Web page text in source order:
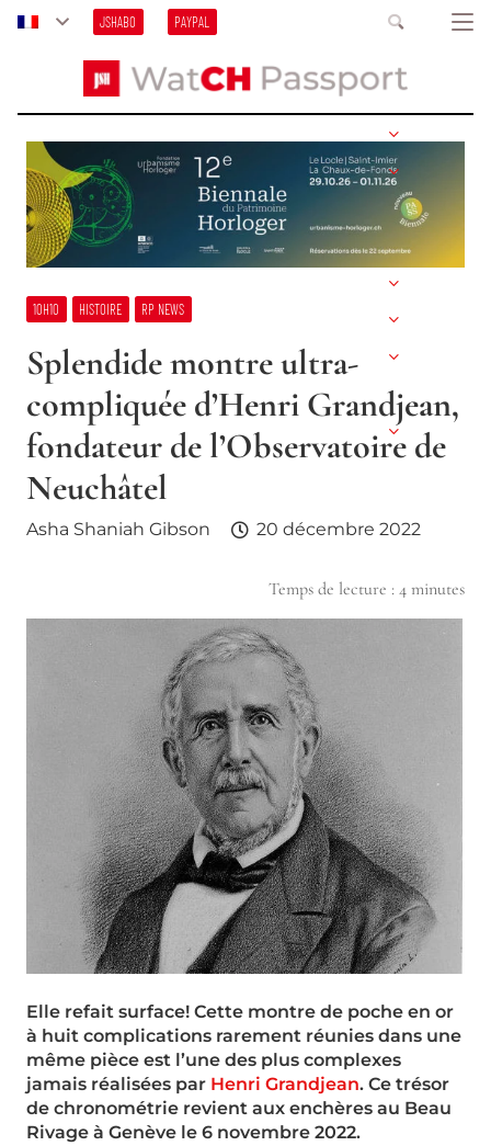
JSHABO PAYPAL
10H10 HISTOIRE RP NEWS
Splendide montre ultra-
compliquée d’Henri Grandjean,
fondateur de l’Observatoire de
Neuchâtel
Asha Shaniah Gibson 20 décembre 2022
Temps de lecture : 4 minutes
Elle refait surface! Cette montre de poche en or
à huit complications rarement réunies dans une
même pièce est l’une des plus complexes
jamais réalisées par Henri Grandjean. Ce trésor
de chronométrie revient aux enchères au Beau
Rivage à Genève le 6 novembre 2022.